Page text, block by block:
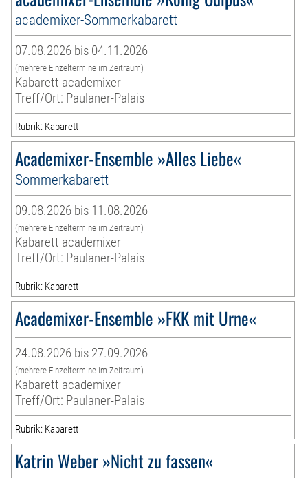
academixer-Sommerkabarett
07.08.2026 bis 04.11.2026
(mehrere Einzeltermine im Zeitraum)
Kabarett academixer
Treff/Ort: Paulaner-Palais
Rubrik: Kabarett
Academixer-Ensemble »Alles Liebe«
Sommerkabarett
09.08.2026 bis 11.08.2026
(mehrere Einzeltermine im Zeitraum)
Kabarett academixer
Treff/Ort: Paulaner-Palais
Rubrik: Kabarett
Academixer-Ensemble »FKK mit Urne«
24.08.2026 bis 27.09.2026
(mehrere Einzeltermine im Zeitraum)
Kabarett academixer
Treff/Ort: Paulaner-Palais
Rubrik: Kabarett
Katrin Weber »Nicht zu fassen«